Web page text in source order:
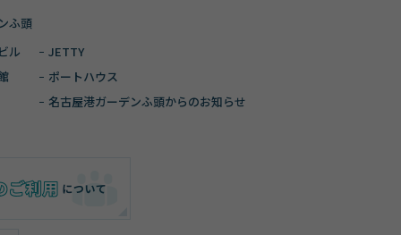
ふ頭
ル
JETTY
ポートハウス
名古屋港ガーデンふ頭からのお知らせ